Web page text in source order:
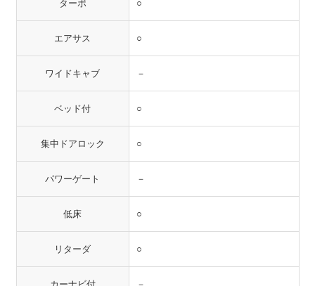
ターボ ○
エアサス ○
ワイドキャブ －
ベッド付 ○
集中ドアロック ○
パワーゲート －
低床 ○
リターダ ○